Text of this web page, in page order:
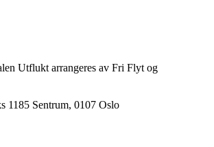
Utflukt arrangeres av Fri Flyt og
1185 Sentrum, 0107 Oslo